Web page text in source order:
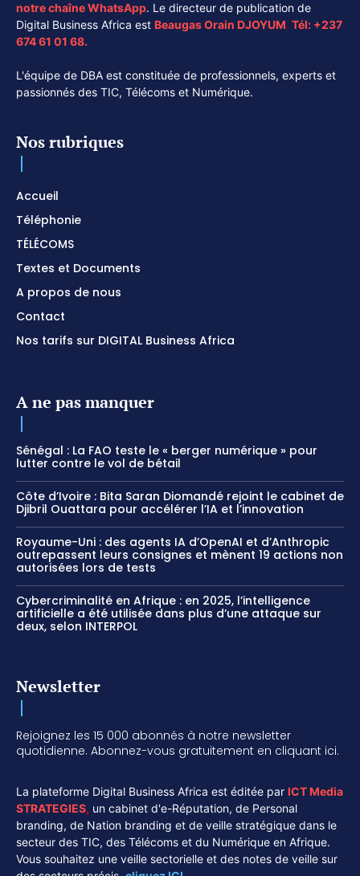
notre chaîneWhatsApp. Le directeur de publication de
Digital Business Africa est Beaugas Orain DJOYUM. Tél: +237
674 61 01 68.
L'équipe de DBA est constituée de professionnels, experts et
passionnés des TIC, Télécoms et Numérique.
Nos rubriques
Accueil
Téléphonie
TÉLÉCOMS
Textes et Documents
A propos de nous
Contact
Nos tarifs sur DIGITAL Business Africa
A ne pas manquer
Sénégal : La FAO teste le « berger numérique » pour
lutter contre le vol de bétail
Côte d’Ivoire : Bita Saran Diomandé rejoint le cabinet de
Djibril Ouattara pour accélérer l’IA et l’innovation
Royaume-Uni : des agents IA d’OpenAI et d’Anthropic
outrepassent leurs consignes et mènent 19 actions non
autorisées lors de tests
Cybercriminalité en Afrique : en 2025, l’intelligence
artificielle a été utilisée dans plus d’une attaque sur
deux, selon INTERPOL
Newsletter
Rejoignez les 15 000 abonnés à notre newsletter
quotidienne. Abonnez-vous gratuitement en cliquant ici.
La plateforme Digital Business Africa est éditée par ICT Media
STRATEGIES, un cabinet d'e-Réputation, de Personal
branding, de Nation branding et de veille stratégique dans le
secteur des TIC, des Télécoms et du Numérique en Afrique.
Vous souhaitez une veille sectorielle et des notes de veille sur